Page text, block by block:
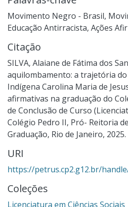
Movimento Negro - Brasil,
Educação Antirracista, Ações
Citação
SILVA, Alaiane de Fátima dos
aquilombamento: a trajetória
Indígena Carolina Maria de
afirmativas na graduação do
de Conclusão de Curso
Colégio Pedro II, Pró- Reitoria
Graduação, Rio de Janeiro, 2025.
URI
https://petrus.cp2.g12.br/
Coleções
Licenciatura em Ciências Sociais